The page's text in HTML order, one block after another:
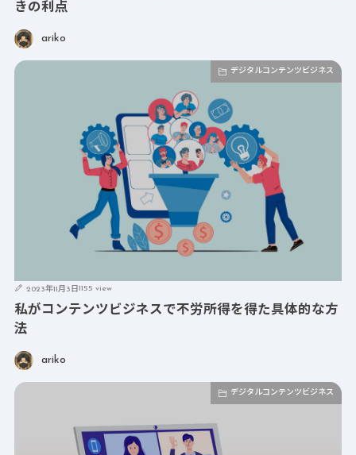
きの利点
ariko
デジタルコンテンツビジネス
2023年11月3日1155 view
私がコンテンツビジネスで不労所得を得た具体的な方
法
ariko
デジタルコンテンツビジネス